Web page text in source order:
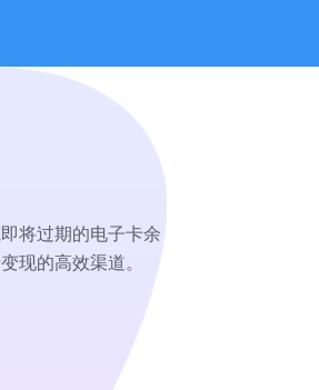
将过期的电子卡余
现的高效渠道。